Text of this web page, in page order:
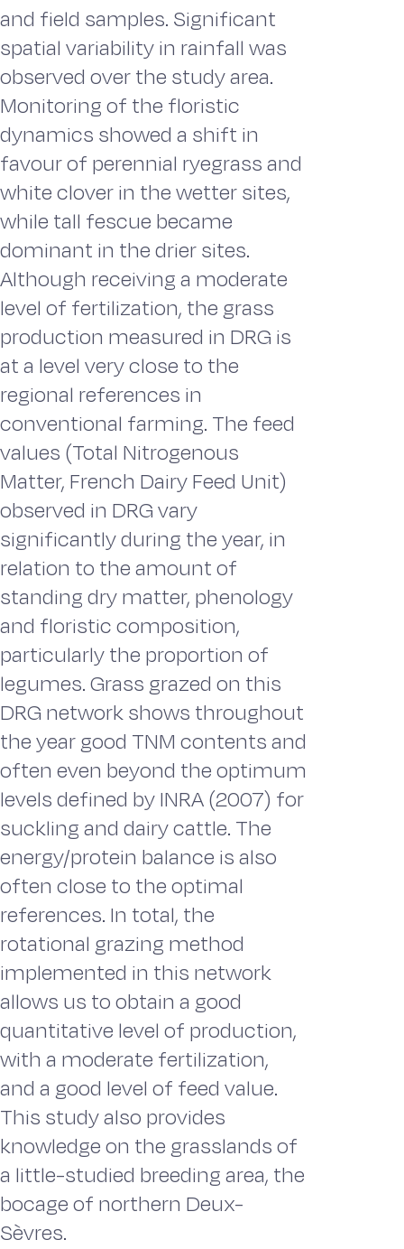
and field samples. Significant
spatial variability in rainfall was
observed over the study area.
Monitoring of the floristic
dynamics showed a shift in
favour of perennial ryegrass and
white clover in the wetter sites,
while tall fescue became
dominant in the drier sites.
Although receiving a moderate
level of fertilization, the grass
production measured in DRG is
at a level very close to the
regional references in
conventional farming. The feed
values (Total Nitrogenous
Matter, French Dairy Feed Unit)
observed in DRG vary
significantly during the year, in
relation to the amount of
standing dry matter, phenology
and floristic composition,
particularly the proportion of
legumes. Grass grazed on this
DRG network shows throughout
the year good TNM contents and
often even beyond the optimum
levels defined by INRA (2007) for
suckling and dairy cattle. The
energy/protein balance is also
often close to the optimal
references. In total, the
rotational grazing method
implemented in this network
allows us to obtain a good
quantitative level of production,
with a moderate fertilization,
and a good level of feed value.
This study also provides
knowledge on the grasslands of
a little-studied breeding area, the
bocage of northern Deux-
Sèvres.